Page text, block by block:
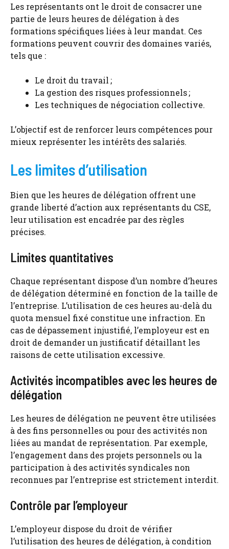
Les représentants ont le droit de consacrer une
partie de leurs heures de délégation à des
formations spécifiques liées à leur mandat. Ces
formations peuvent couvrir des domaines variés,
tels que :
Le droit du travail ;
La gestion des risques professionnels ;
Les techniques de négociation collective.
L’objectif est de renforcer leurs compétences pour
mieux représenter les intérêts des salariés.
Les limites d’utilisation
Bien que les heures de délégation offrent une
grande liberté d’action aux représentants du CSE,
leur utilisation est encadrée par des règles
précises.
Limites quantitatives
Chaque représentant dispose d’un nombre d’heures
de délégation déterminé en fonction de la taille de
l’entreprise. L’utilisation de ces heures au-delà du
quota mensuel fixé constitue une infraction. En
cas de dépassement injustifié, l’employeur est en
droit de demander un justificatif détaillant les
raisons de cette utilisation excessive.
Activités incompatibles avec les heures de
délégation
Les heures de délégation ne peuvent être utilisées
à des fins personnelles ou pour des activités non
liées au mandat de représentation. Par exemple,
l’engagement dans des projets personnels ou la
participation à des activités syndicales non
reconnues par l’entreprise est strictement interdit.
Contrôle par l’employeur
L’employeur dispose du droit de vérifier
l’utilisation des heures de délégation, à condition